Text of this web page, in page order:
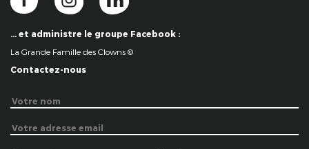
… et administre le groupe Facebook :
La Grande Famille des Clowns ©
Contactez-nous